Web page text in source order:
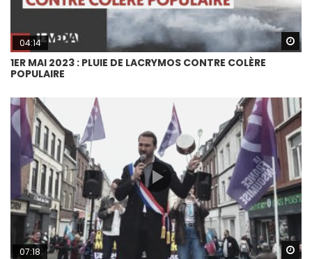
04:14
1ER MAI 2023 : PLUIE DE LACRYMOS CONTRE COLÈRE
POPULAIRE
07:18